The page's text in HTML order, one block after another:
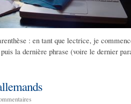
: en tant que lectrice, je
la dernière phrase (voire le dernier